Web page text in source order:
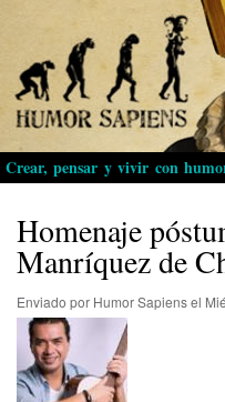
Crear, pensar y vivir con
Homenaje
Manríquez de
Enviado por Humor Sapiensel